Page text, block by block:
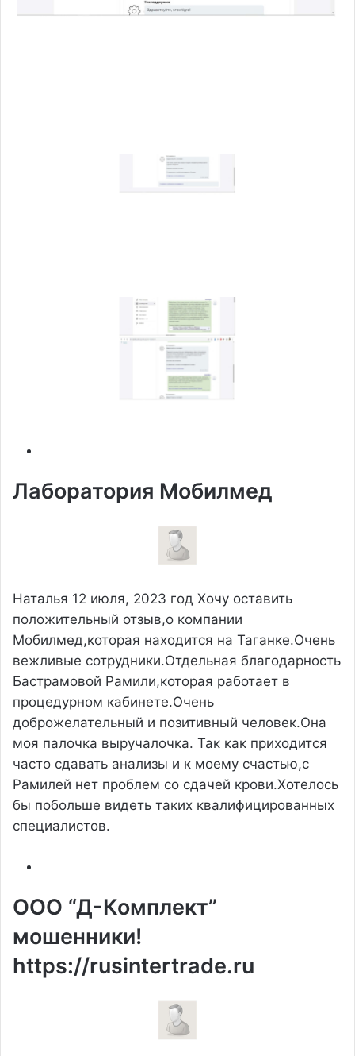
Лаборатория Мобилмед
Наталья 12 июля, 2023 год Хочу оставить
положительный отзыв,о компании
Мобилмед,которая находится на Таганке.Очень
вежливые сотрудники.Отдельная благодарность
Бастрамовой Рамили,которая работает в
процедурном кабинете.Очень
доброжелательный и позитивный человек.Она
моя палочка выручалочка. Так как приходится
часто сдавать анализы и к моему счастью,с
Рамилей нет проблем со сдачей крови.Хотелось
бы побольше видеть таких квалифицированных
специалистов.
ООО “Д-Комплект”
мошенники!
https://rusintertrade.ru